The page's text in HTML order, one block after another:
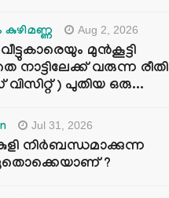
കുഴിമണ്ണ Aug 2, 2026
മുൻകൂട്ടി
നാട്ടിലേക്ക് വരുന്ന രീതി
) പുതിയ ഒരു...
Jul 31, 2026
നിർബന്ധമാക്കുന്ന
?